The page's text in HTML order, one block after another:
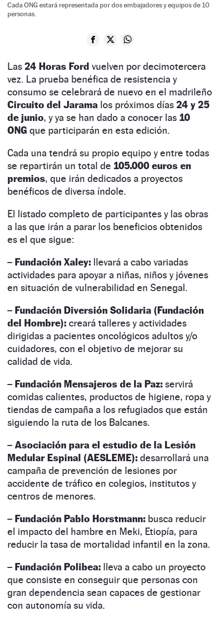
Cada ONG estará representada por dos embajadores y equipos de 10
personas.
Las 24 Horas Ford vuelven por decimotercera
vez. La prueba benéfica de resistencia y
consumo se celebrará de nuevo en el madrileño
Circuito del Jarama los próximos días 24 y 25
de junio, y ya se han dado a conocer las 10
ONG que participarán en esta edición.
Cada una tendrá su propio equipo y entre todas
se repartirán un total de 105.000 euros en
premios, que irán dedicados a proyectos
benéficos de diversa índole.
El listado completo de participantes y las obras
a las que irán a parar los beneficios obtenidos
es el que sigue:
– Fundación Xaley: llevará a cabo variadas
actividades para apoyar a niñas, niños y jóvenes
en situación de vulnerabilidad en Senegal.
– Fundación Diversión Solidaria (Fundación
del Hombre): creará talleres y actividades
dirigidas a pacientes oncológicos adultos y/o
cuidadores, con el objetivo de mejorar su
calidad de vida.
– Fundación Mensajeros de la Paz: servirá
comidas calientes, productos de higiene, ropa y
tiendas de campaña a los refugiados que están
siguiendo la ruta de los Balcanes.
– Asociación para el estudio de la Lesión
Medular Espinal (AESLEME): desarrollará una
campaña de prevención de lesiones por
accidente de tráfico en colegios, institutos y
centros de menores.
– Fundación Pablo Horstmann: busca reducir
el impacto del hambre en Meki, Etiopía, para
reducir la tasa de mortalidad infantil en la zona.
– Fundación Polibea: lleva a cabo un proyecto
que consiste en conseguir que personas con
gran dependencia sean capaces de gestionar
con autonomía su vida.